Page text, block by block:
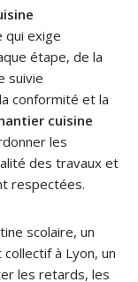
qui exige
étape, de la
suivie
conformité et la
cuisine
les
des travaux et
respectées.
scolaire, un
à Lyon, un
les retards, les